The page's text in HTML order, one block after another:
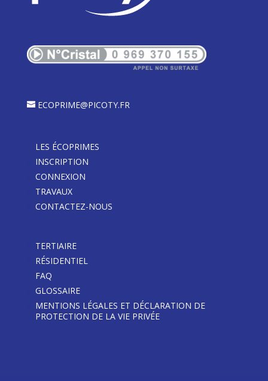
ECOPRIME@PICOTY.FR
LES ÉCOPRIMES
INSCRIPTION
CONNEXION
TRAVAUX
CONTACTEZ-NOUS
TERTIAIRE
RÉSIDENTIEL
FAQ
GLOSSAIRE
MENTIONS LÉGALES ET DÉCLARATION DE
PROTECTION DE LA VIE PRIVÉE